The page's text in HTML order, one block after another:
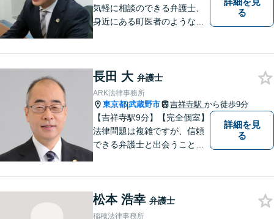
気軽に相談のできる弁護士、
身近にある町医者のような弁
みます。お気軽にご相談くだ
さい。
る
長田 大 弁護士
ARK法律事務所
東京都|武蔵野市 吉祥寺駅 から徒歩9分
【吉祥寺駅9分】【完全個室】
法律問題は複雑ですが、信頼
できる弁護士と出会うことで
さい。一緒に最善の解決策を
見つけましょう。【迅速な対
詳細を見
る
松本 浩幸 弁護士
稲穂法律事務所